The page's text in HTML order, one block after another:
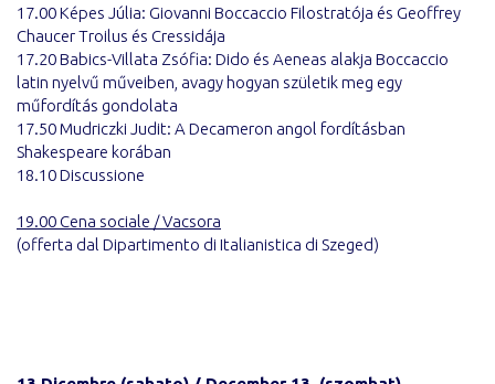
17.00 Képes Júlia: Giovanni Boccaccio Filostratója és Geoffrey
Chaucer Troilus és Cressidája
17.20 Babics-Villata Zsófia: Dido és Aeneas alakja Boccaccio
latin nyelvű műveiben, avagy hogyan születik meg egy
műfordítás gondolata
17.50 Mudriczki Judit: A Decameron angol fordításban
Shakespeare korában
18.10 Discussione
19.00 Cena sociale / Vacsora
(offerta dal Dipartimento di Italianistica di Szeged)